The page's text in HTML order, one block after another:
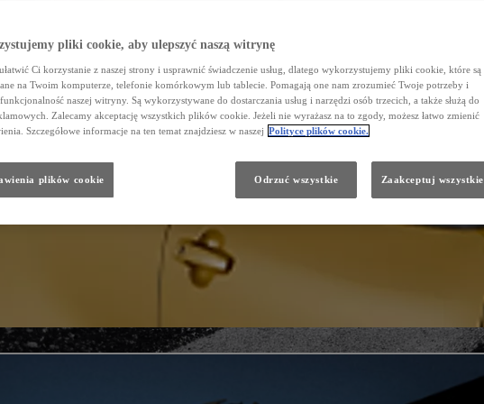
pliki cookie, aby ulepszyć naszą witrynę
Ci korzystanie z naszej strony i usprawnić świadczenie usług, dlatego wykorzystujemy pliki cookie, które są
na Twoim komputerze, telefonie komórkowym lub tablecie. Pomagają one nam zrozumieć Twoje potrzeby i
naszej witryny. Są wykorzystywane do dostarczania usług i narzędzi osób trzecich, a także służą do
Zalecamy akceptację wszystkich plików cookie. Jeżeli nie wyrażasz na to zgody, możesz łatwo zmienić
Szczegółowe informacje na ten temat znajdziesz w naszej Polityce plików cookie.
plików cookie Odrzuć wszystkie Zaakceptuj wszystkie